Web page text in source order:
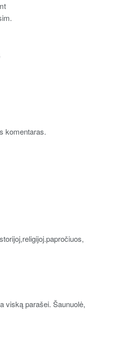
komentaras.
viską parašei. Šaunuolė,